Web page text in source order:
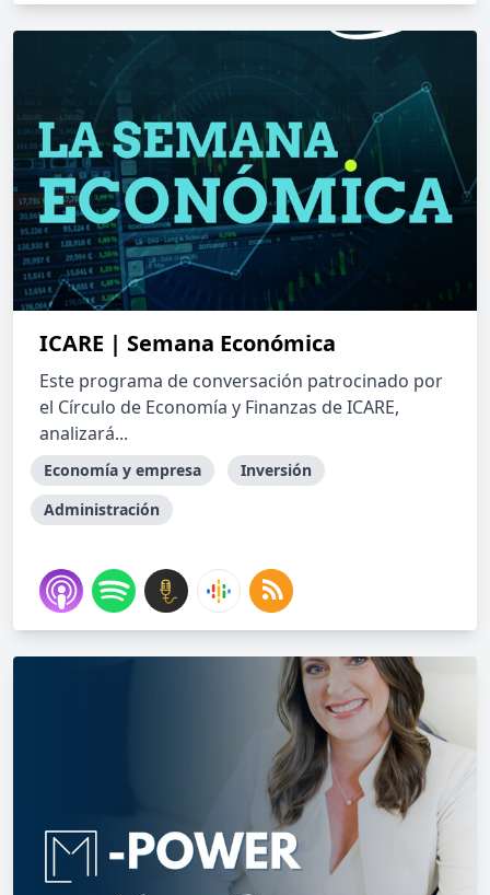
ICARE | Semana Económica
Este programa de conversación patrocinado por
el Círculo de Economía y Finanzas de ICARE,
analizará...
Economía y empresa
Inversión
Administración